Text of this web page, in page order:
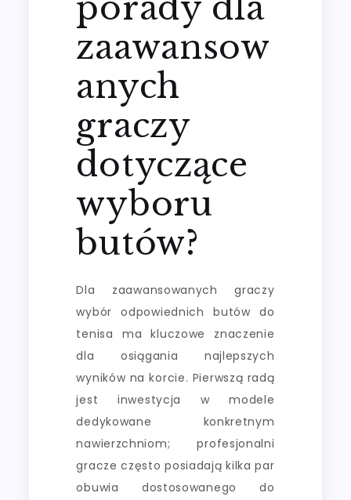
zaawansow
anych
graczy
dotyczące
wyboru
butów?
Dla zaawansowanych graczy
wybór odpowiednich butów do
tenisa ma kluczowe znaczenie
dla osiągania najlepszych
wyników na korcie. Pierwszą radą
jest inwestycja w modele
dedykowane konkretnym
nawierzchniom; profesjonalni
gracze często posiadają kilka par
obuwia dostosowanego do